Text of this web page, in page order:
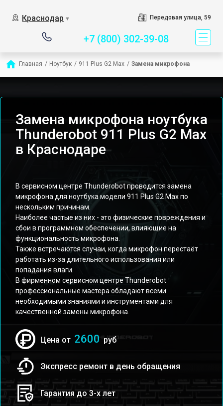
Краснодар ▼ Передовая улица, 59
+7 (800) 302-39-08
Главная / Ноутбук / 911 Plus G2 Max / Замена микрофона
Замена микрофона ноутбука
Thunderobot 911 Plus G2 Max
в Краснодаре
В сервисном центре Thunderobot проводится замена
микрофона для ноутбука модели 911 Plus G2 Max по
нескольким причинам.
Наиболее частые из них - это физические повреждения и
сбои в программном обеспечении, влияющие на
функциональность микрофона.
Также встречаются случаи, когда микрофон перестаёт
работать из-за длительного использования или
попадания влаги.
В фирменном сервисном центре Thunderobot
профессиональные мастера обладают всеми
необходимыми знаниями и инструментами для
качественной замены микрофона.
Цена от 2600 руб
Экспресс ремонт в день обращения
Гарантия до 3-х лет